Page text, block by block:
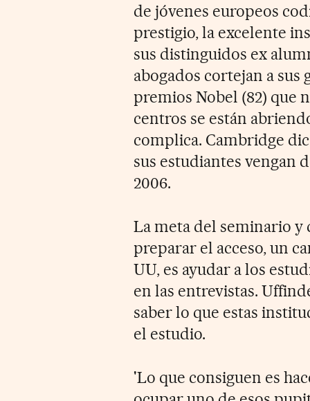
de jóvenes europeos
prestigio, la excelente
sus distinguidos ex
abogados cortejan a
premios Nobel (82) que
centros se están
complica. Cambridge
sus estudiantes vengan
2006.
La meta del seminario y
preparar el acceso, un
UU, es ayudar a los
en las entrevistas.
saber lo que estas
el estudio.
'Lo que consiguen es